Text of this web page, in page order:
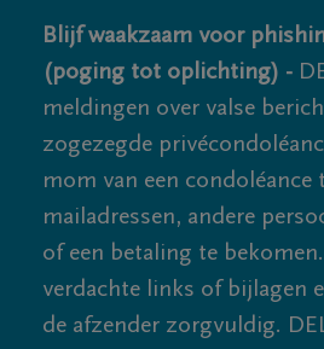
Blijf waakzaam voor
(poging tot oplichting) -
meldingen over valse
zogezegde
mom van een condoléance
mailadressen, andere
of een betaling te
verdachte links of bijlagen
de afzender zorgvuldig.